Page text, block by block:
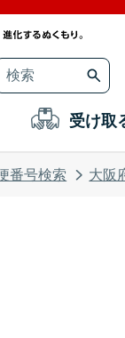
受け取
番号検索 大阪